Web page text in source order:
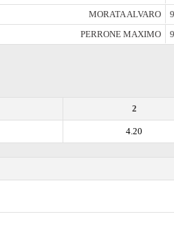
MORATA ALVARO
PERRONE MAXIMO
2
4.20